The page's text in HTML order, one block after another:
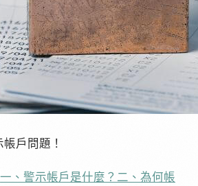
戶問題！
一、警示帳戶是什麼？ 二、為何帳